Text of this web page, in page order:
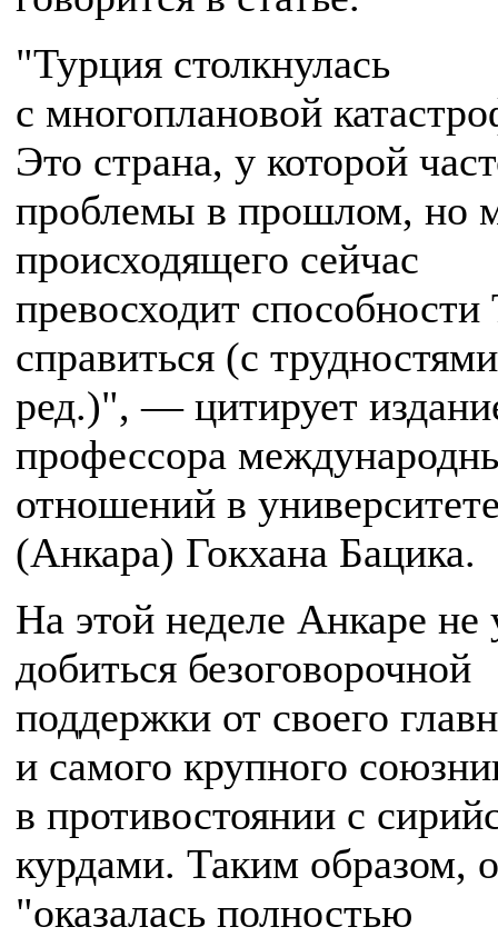
"Турция столкнулась
с многоплановой
Это страна, у которой
проблемы в прошлом, но
происходящего сейчас
превосходит
справиться (с
ред.)", — цитирует
профессора
отношений в
(Анкара) Гокхана Бацика.
На этой неделе Анкаре не
добиться безоговорочной
поддержки от своего
и самого крупного
в противостоянии с
курдами. Таким образом,
"оказалась полностью